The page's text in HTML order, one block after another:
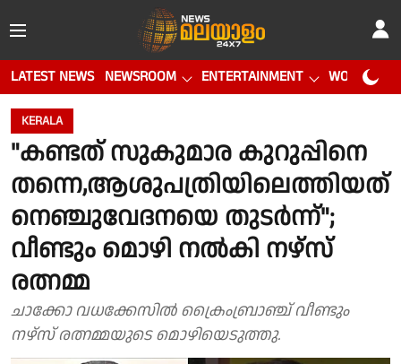
LATEST NEWS NEWSROOM ENTERTAINMENT WORLD CUP
KERALA
"കണ്ടത് സുകുമാര കുറുപ്പിനെ
തന്നെ,ആശുപത്രിയിലെത്തിയത്
നെഞ്ചുവേദനയെ തുടർന്ന്";
വീണ്ടും മൊഴി നൽകി നഴ്സ്
രത്നമ്മ
ചാക്കോ വധക്കേസിൽ ക്രൈംബ്രാഞ്ച് വീണ്ടും
നഴ്സ് രത്നമ്മയുടെ മൊഴിയെടുത്തു.